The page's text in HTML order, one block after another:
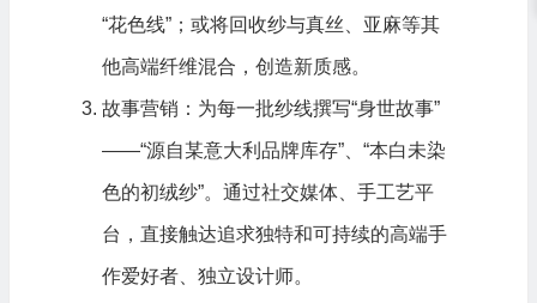
“花色线”；或将回收纱与真丝、亚麻等其
他高端纤维混合，创造新质感。
故事营销：为每一批纱线撰写“身世故事”
——“源自某意大利品牌库存”、“本白未染
色的初绒纱”。通过社交媒体、手工艺平
台，直接触达追求独特和可持续的高端手
作爱好者、独立设计师。